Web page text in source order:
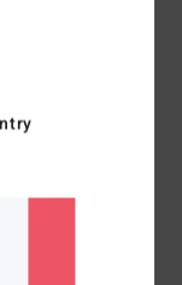
prodotto